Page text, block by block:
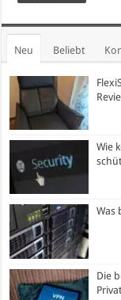
Neu Beliebt
Wie
Was
Die